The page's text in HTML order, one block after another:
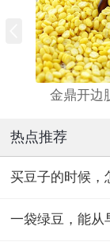
金鼎开边
热点推荐
买豆子的时候，
一袋绿豆，能从